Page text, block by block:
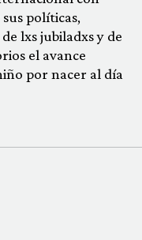
políticas,
lxs jubiladxs y de
el avance
por nacer al día